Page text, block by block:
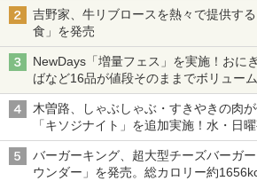
吉野家、牛リブロースを熱々で提供す
食」を発売
NewDays「増量フェス」を実施！おに
ばなど16品が値段そのままでボリュー
木曽路、しゃぶしゃぶ・すきやきの肉
「キソジナイト」を追加実施！水・日
バーガーキング、超大型チーズバーガ
ウンダー」を発売。総カロリー約